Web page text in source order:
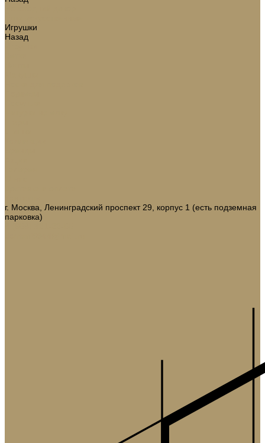
Игрушки
Назад
г. Москва, Ленинградский проспект 29, корпус 1 (есть подземная
парковка)